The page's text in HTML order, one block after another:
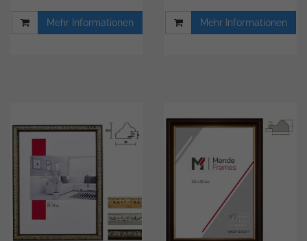
Mehr Informationen Mehr Informationen